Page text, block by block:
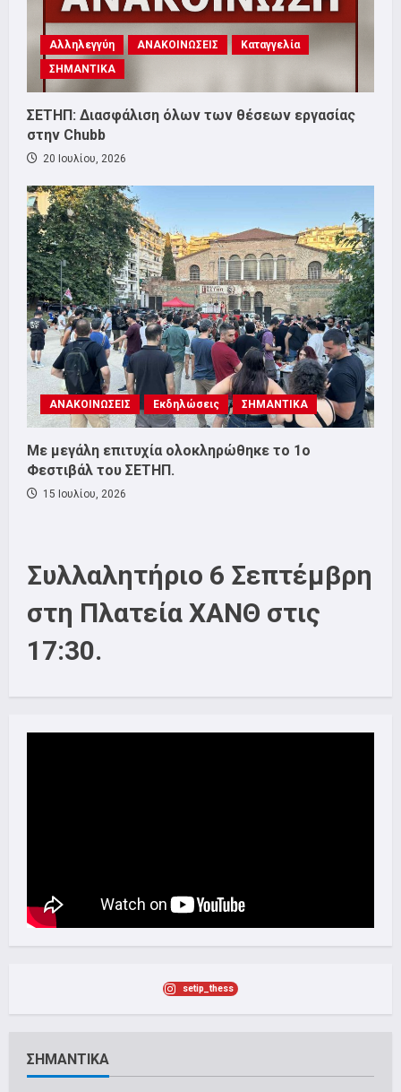
Αλληλεγγύη ΑΝΑΚΟΙΝΩΣΕΙΣ
Καταγγελία
ΣΗΜΑΝΤΙΚΑ
ΣΕΤΗΠ: Διασφάλιση όλων των θέσεων εργασίας
στην Chubb
20 Ιουλίου, 2026
ΑΝΑΚΟΙΝΩΣΕΙΣ Εκδηλώσεις ΣΗΜΑΝΤΙΚΑ
Με μεγάλη επιτυχία ολοκληρώθηκε το 1ο
Φεστιβάλ του ΣΕΤΗΠ.
15 Ιουλίου, 2026
Συλλαλητήριο 6 Σεπτέμβρη
στη Πλατεία ΧΑΝΘ στις
17:30.
setip_thess
ΣΗΜΑΝΤΙΚΑ